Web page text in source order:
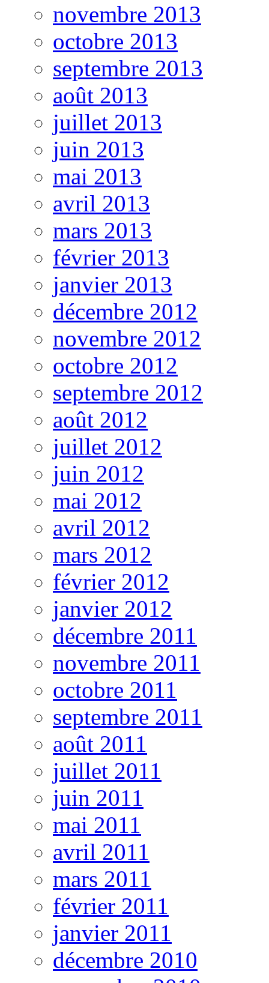
novembre 2013
octobre 2013
septembre 2013
août 2013
juillet 2013
juin 2013
mai 2013
avril 2013
mars 2013
février 2013
janvier 2013
décembre 2012
novembre 2012
octobre 2012
septembre 2012
août 2012
juillet 2012
juin 2012
mai 2012
avril 2012
mars 2012
février 2012
janvier 2012
décembre 2011
novembre 2011
octobre 2011
septembre 2011
août 2011
juillet 2011
juin 2011
mai 2011
avril 2011
mars 2011
février 2011
janvier 2011
décembre 2010